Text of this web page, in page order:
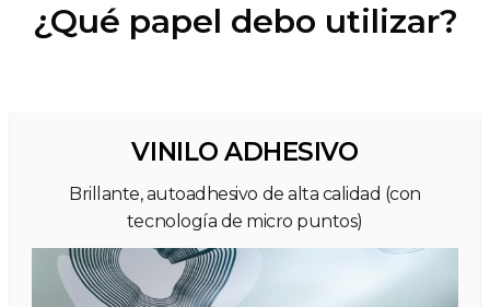
¿Qué papel debo utilizar?
VINILO ADHESIVO
Brillante, autoadhesivo de alta calidad (con
tecnología de micro puntos)